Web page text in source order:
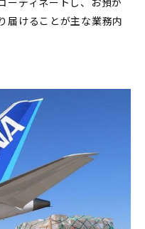
届けることが主な業務内